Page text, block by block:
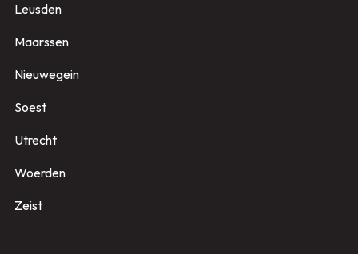
Leusden
Maarssen
Nieuwegein
Soest
Utrecht
Woerden
Zeist